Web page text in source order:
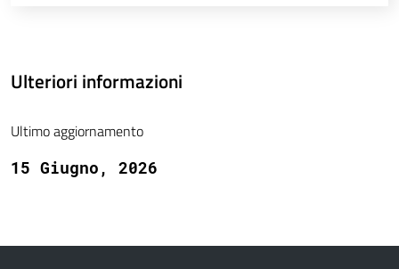
Ulteriori informazioni
Ultimo aggiornamento
15 Giugno, 2026